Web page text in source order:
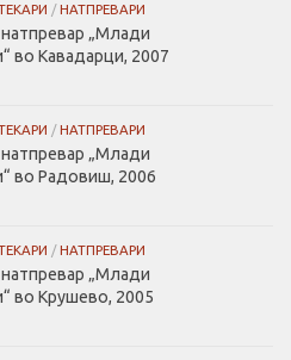
/НАТПРЕВАРИ
„Млади
во Кавадарци, 2007
/НАТПРЕВАРИ
„Млади
во Радовиш, 2006
/НАТПРЕВАРИ
„Млади
во Крушево, 2005